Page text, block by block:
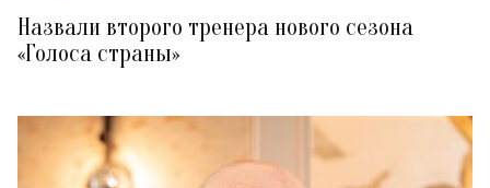
Назвали второго тренера нового сезона
«Голоса страны»